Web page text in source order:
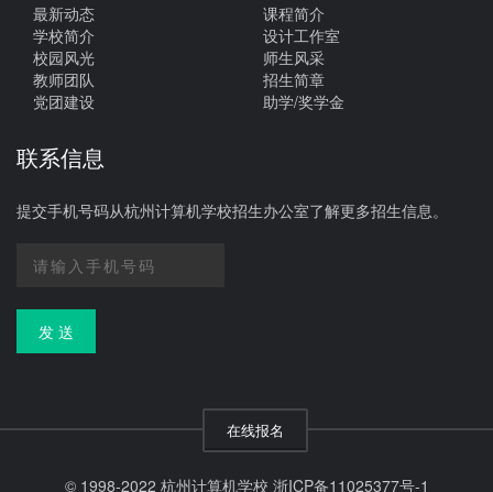
最新动态
学校简介
校园风光
教师团队
党团建设
课程简介
设计工作室
师生风采
招生简章
助学/奖学金
联系信息
提交手机号码从杭州计算机学校招生办公室了解更多招生信息。
发 送
在线报名
© 1998-2022 杭州计算机学校 浙ICP备11025377号-1